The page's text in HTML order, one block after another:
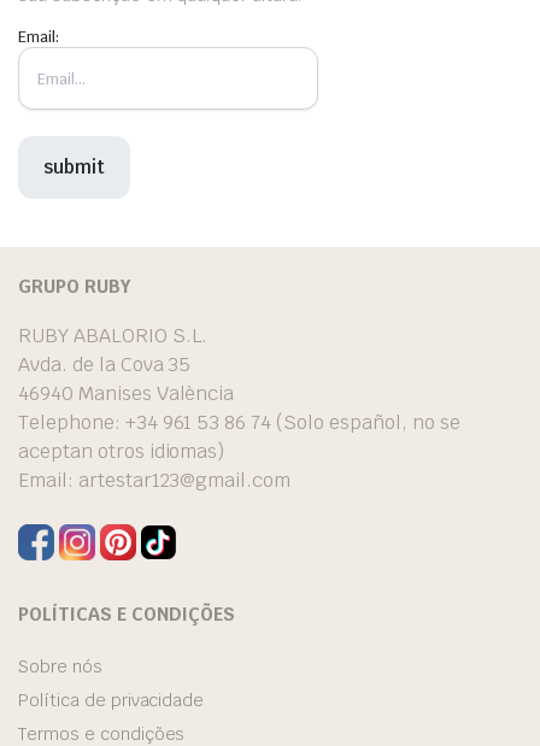
Email:
GRUPO RUBY
RUBY ABALORIO S.L.
Avda. de la Cova 35
46940 Manises València
Telephone: +34 961 53 86 74 (Solo español, no se
aceptan otros idiomas)
Email: artestar123@gmail.com
POLÍTICAS E CONDIÇÕES
Sobre nós
Política de privacidade
Termos e condições